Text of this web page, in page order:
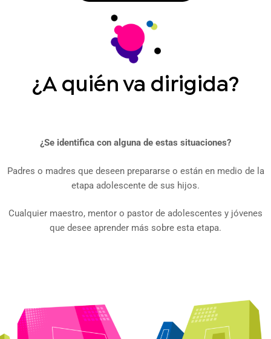
¿A quién va dirigida?
¿Se identifica con alguna de estas situaciones?
Padres o madres que deseen prepararse o están en medio de la
etapa adolescente de sus hijos.
Cualquier maestro, mentor o pastor de adolescentes y jóvenes
que desee aprender más sobre esta etapa.